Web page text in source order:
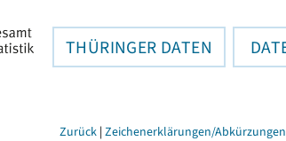
THÜRINGER DATEN
Zurück | Zeichenerklärungen/Abkürzungen